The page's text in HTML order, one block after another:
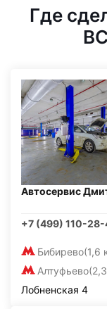
Где
Автосервис
+7 (499) 110-
Бибирево(1,6
Алтуфьево
Лобненская 4